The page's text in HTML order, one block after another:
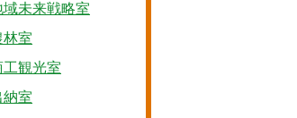
未来戦略室
林室
観光室
納室